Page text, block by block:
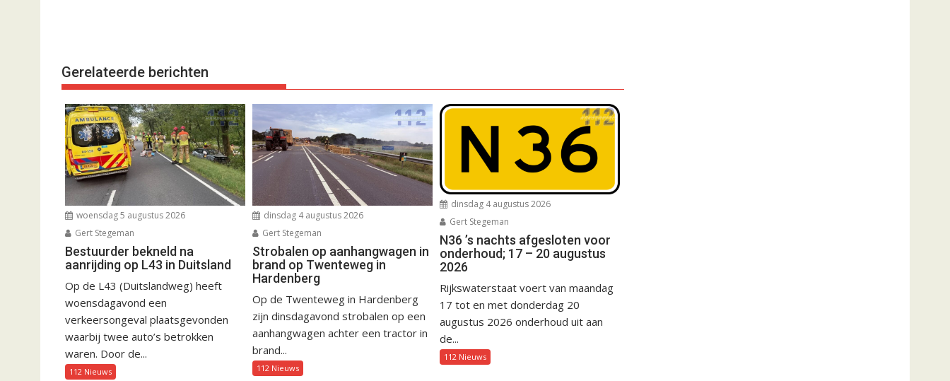
Gerelateerde berichten
woensdag 5 augustus 2026
Gert Stegeman
Bestuurder bekneld na
aanrijding op L43 in Duitsland
Op de L43 (Duitslandweg) heeft
woensdagavond een
verkeersongeval plaatsgevonden
waarbij twee auto’s betrokken
waren. Door de...
112 Nieuws
dinsdag 4 augustus 2026
Gert Stegeman
Strobalen op aanhangwagen in
brand op Twenteweg in
Hardenberg
Op de Twenteweg in Hardenberg
zijn dinsdagavond strobalen op een
aanhangwagen achter een tractor in
brand...
112 Nieuws
dinsdag 4 augustus 2026
Gert Stegeman
N36 ’s nachts afgesloten voor
onderhoud; 17 – 20 augustus
2026
Rijkswaterstaat voert van maandag
17 tot en met donderdag 20
augustus 2026 onderhoud uit aan
de...
112 Nieuws